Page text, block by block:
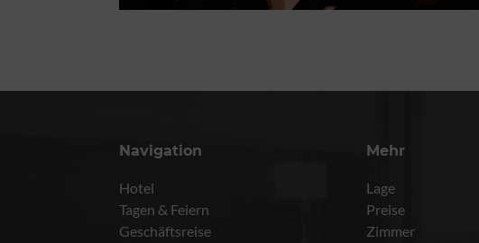
Navigation
Hotel
Tagen & Feiern
Geschäftsreise
Mehr
Lage
Preise
Zimmer